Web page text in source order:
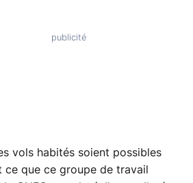
vols habités soient possibles
ce que ce groupe de travail